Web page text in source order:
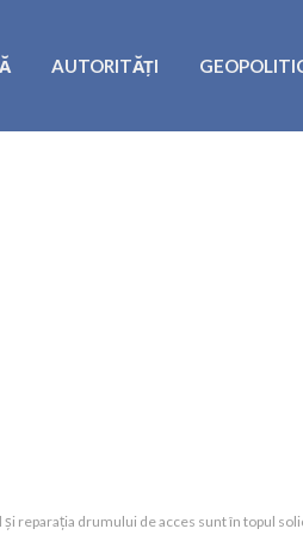
AUTORITĂȚI
reparația drumului de acces sunt în topul